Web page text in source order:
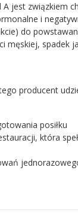
jest związkiem
i
do
męskiej, spadek
producent
posiłku
która